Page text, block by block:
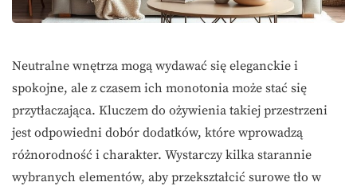
Neutralne wnętrza mogą wydawać się eleganckie i
spokojne, ale z czasem ich monotonia może stać się
przytłaczająca. Kluczem do ożywienia takiej przestrzeni
jest odpowiedni dobór dodatków, które wprowadzą
różnorodność i charakter. Wystarczy kilka starannie
wybranych elementów, aby przekształcić surowe tło w